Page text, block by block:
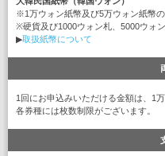
※1万ウォン紙幣及び5万ウォン紙幣
※硬貨及び1000ウォン札、5000ウォ
▶取扱紙幣について
1回にお申込みいただける金額は、1
各券種には枚数制限がございます。